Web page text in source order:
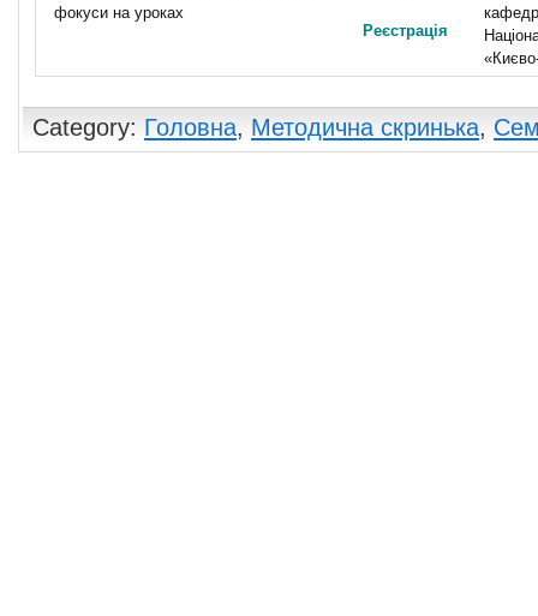
фокуси на уроках
Реєстрація
Category: Головна, Методична скринька,